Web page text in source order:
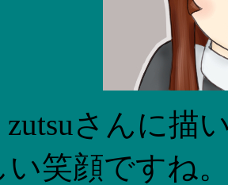
zutsuさんに描
い笑顔ですね